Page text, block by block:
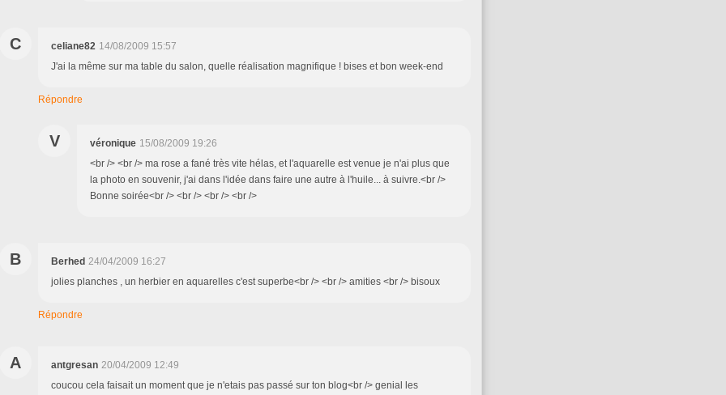
C celiane82 14/08/2009 15:57
J'ai la même sur ma table du salon, quelle réalisation magnifique ! bises et bon week-end
Répondre
V véronique 15/08/2009 19:26
<br /> <br /> ma rose a fané très vite hélas, et l'aquarelle est venue je n'ai plus que
la photo en souvenir, j'ai dans l'idée dans faire une autre à l'huile... à suivre.<br />
Bonne soirée<br /> <br /> <br /> <br />
B Berhed 24/04/2009 16:27
jolies planches , un herbier en aquarelles c'est superbe<br /> <br /> amities <br /> bisoux
Répondre
A antgresan 20/04/2009 12:49
coucou cela faisait un moment que je n'etais pas passé sur ton blog<br /> genial les